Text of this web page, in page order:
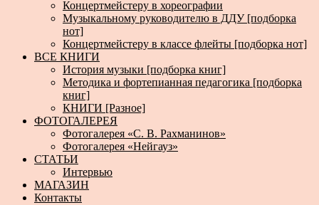
Концертмейстеру в хореографии
Музыкальному руководителю в ДДУ [подборка
нот]
Концертмейстеру в классе флейты [подборка нот]
ВСЕ КНИГИ
История музыки [подборка книг]
Методика и фортепианная педагогика [подборка
книг]
КНИГИ [Разное]
ФОТОГАЛЕРЕЯ
Фотогалерея «С. В. Рахманинов»
Фотогалерея «Нейгауз»
СТАТЬИ
Интервью
МАГАЗИН
Контакты